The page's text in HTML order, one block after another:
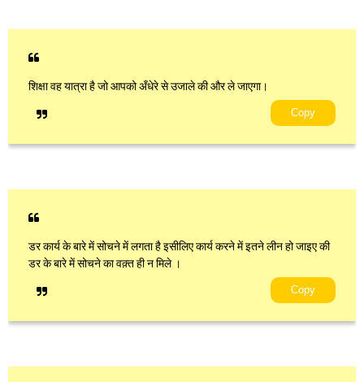
शिक्षा वह यात्रा है जो आपको अँधेरे से उजाले की और ले जाएगा।
Copy
डर कार्य के बारे में सोचने में लगता है इसीलिए कार्य करने में इतने लीन हो जाइए की
डर के बारे में सोचने का वक़्त ही न मिले ।
Copy